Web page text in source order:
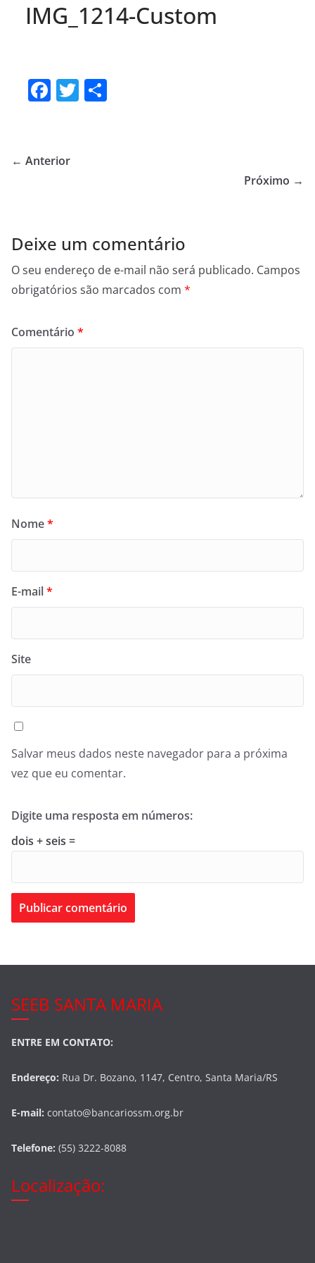
IMG_1214-Custom
F
e
k
T
← Anterior
Próximo →
Deixe um comentário
O seu endereço de e-mail não será publicado. Campos
obrigatórios são marcados com *
Comentário *
Nome*
E-mail*
Site
Salvar meus dados neste navegador para a próxima
vez que eu comentar.
Digite uma resposta em números:
dois + seis =
SEEB SANTA MARIA
ENTRE EM CONTATO:
Endereço: Rua Dr. Bozano, 1147, Centro, Santa Maria/RS
E-mail: contato@bancariossm.org.br
Telefone: (55) 3222-8088
Localização: